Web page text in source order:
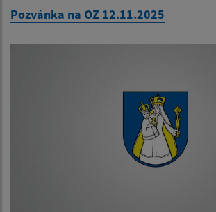
Pozvánka na OZ 12.11.2025